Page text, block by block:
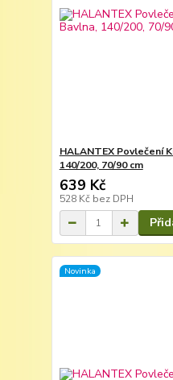
HALANTEX Povlečení
140/200, 70/90 cm
639 Kč
528 Kč bez DPH
Novinka